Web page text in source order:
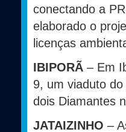
conectando a
elaborado o
licenças
IBIPORÃ – Em
9, um viaduto
dois Diamantes
JATAIZINHO –